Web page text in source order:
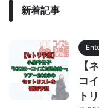
新着記事
【
コ
ト